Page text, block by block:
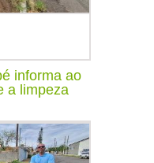
informa ao
a limpeza